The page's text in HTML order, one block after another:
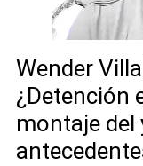
Wender
¿Detención
montaje del